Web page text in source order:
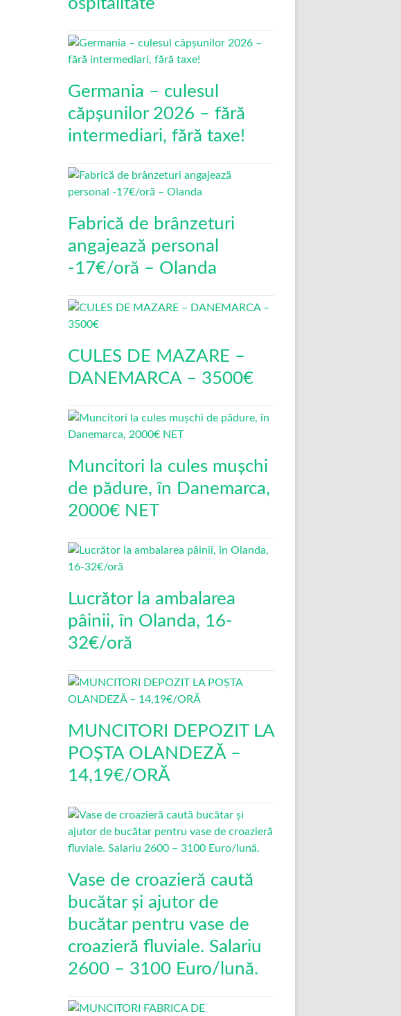
Germania – culesul
căpșunilor 2026 – fără
intermediari, fără taxe!
Fabrică de brânzeturi
angajează personal
-17€/oră – Olanda
CULES DE MAZARE –
DANEMARCA – 3500€
Muncitori la cules mușchi
de pădure, în Danemarca,
2000€ NET
Lucrător la ambalarea
pâinii, în Olanda, 16-
32€/oră
MUNCITORI DEPOZIT LA
POȘTA OLANDEZĂ –
14,19€/ORĂ
Vase de croazieră caută
bucătar și ajutor de
bucătar pentru vase de
croazieră fluviale. Salariu
2600 – 3100 Euro/lună.